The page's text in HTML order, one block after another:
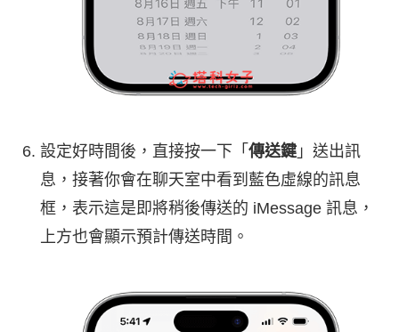
設定好時間後，直接按一下「 傳送鍵」送出訊
息，接著你會在聊天室中看到藍色虛線的訊息
框，表示這是即將稍後傳送的 iMessage 訊息，
上方也會顯示預計傳送時間。